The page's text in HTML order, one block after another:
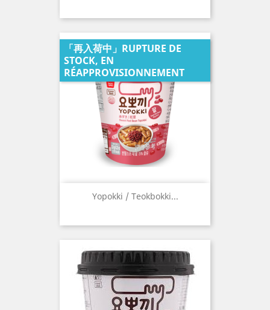
Yopokki / Teokbokki...
「再入荷中」RUPTURE DE
STOCK, EN
RÉAPPROVISIONNEMENT